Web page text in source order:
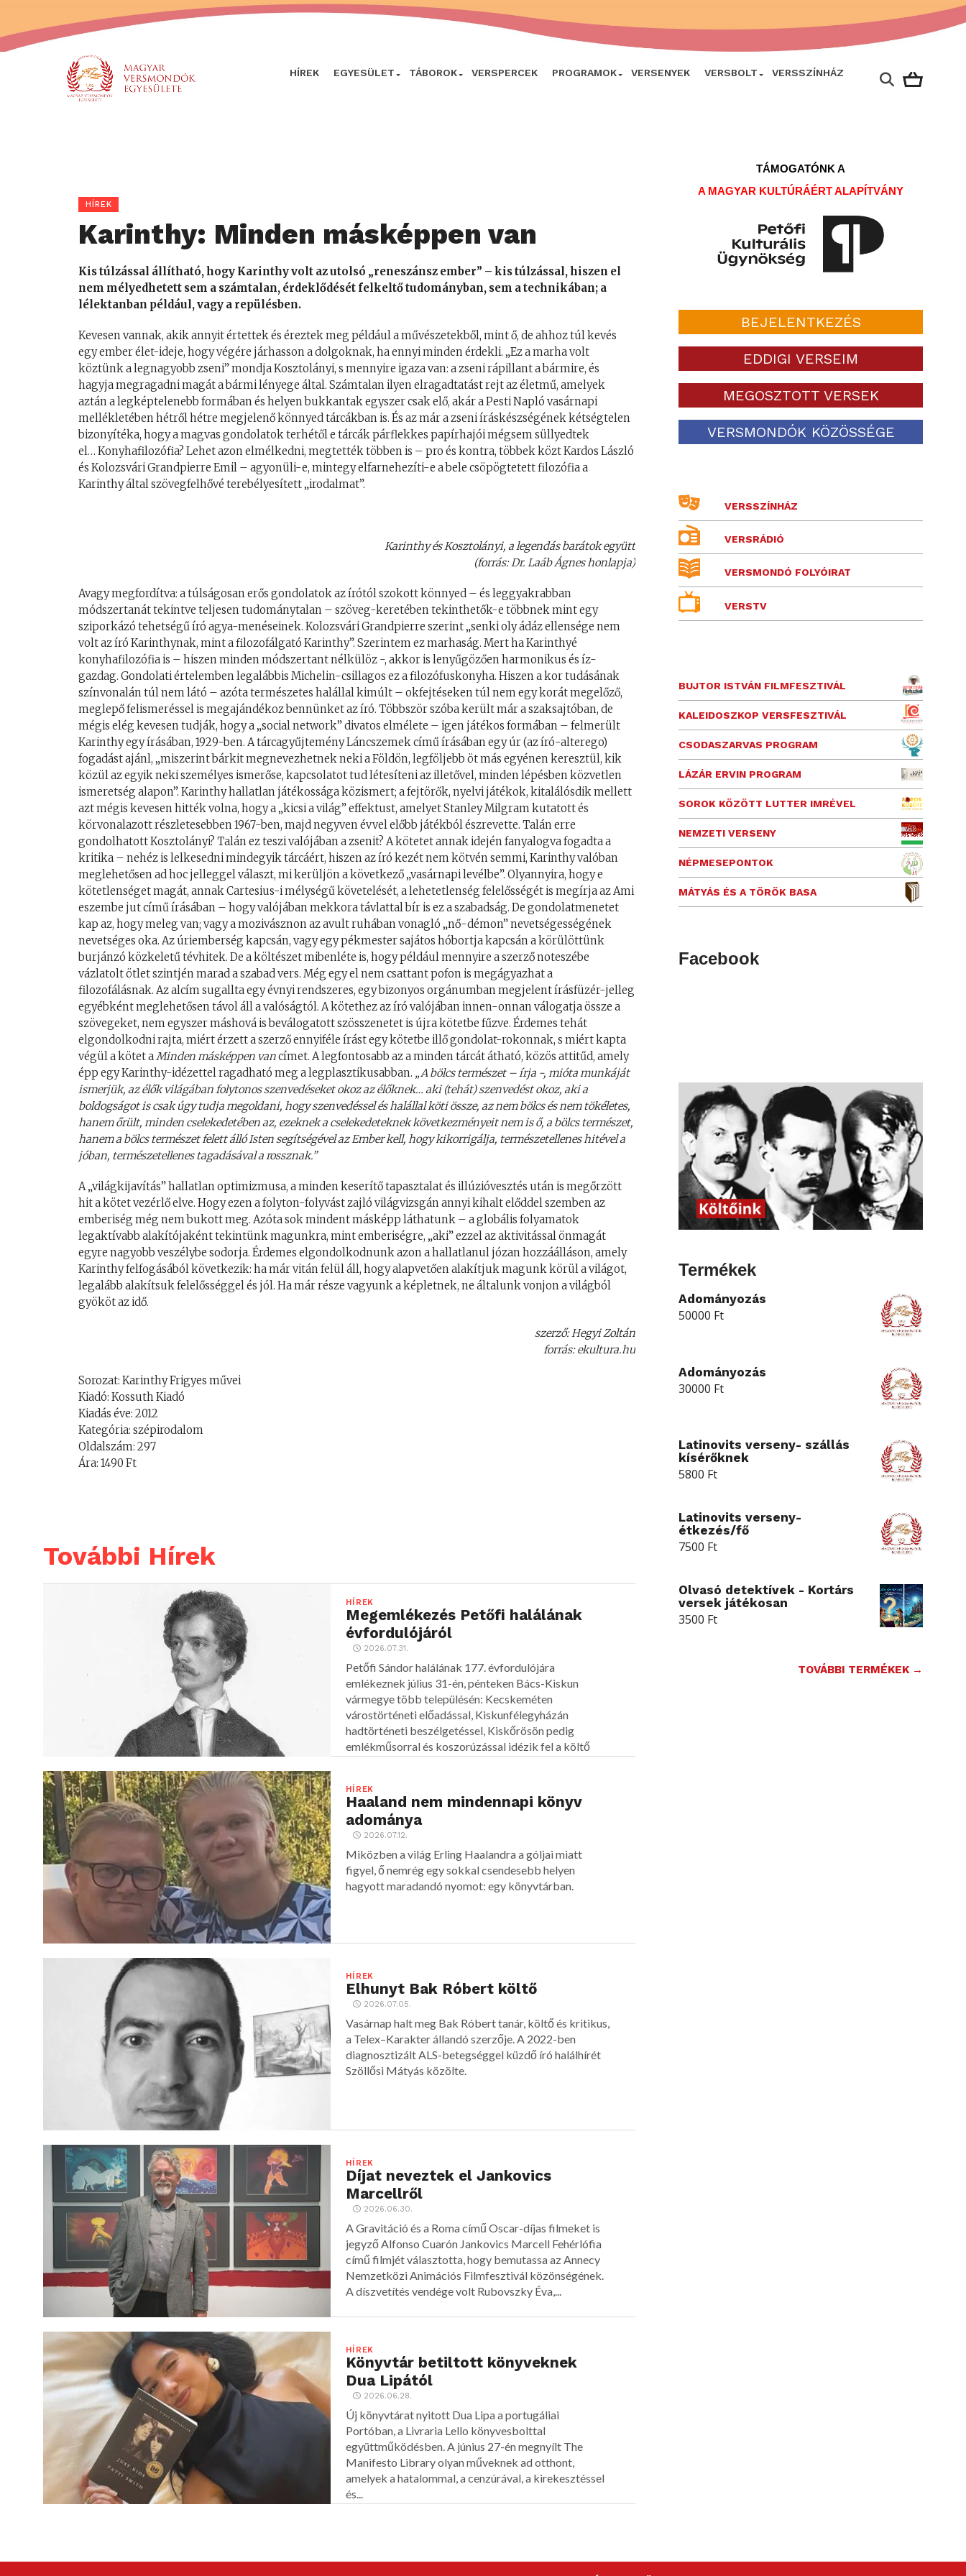
HÍREK EGYESÜLET TÁBOROK VERSPERCEK PROGRAMOK VERSENYEK VERSBOLT VERSSZÍNHÁZ
HÍREK
Karinthy: Minden másképpen van
Kis túlzással állítható, hogy Karinthy volt az utolsó „reneszánsz ember” – kis túlzással, hiszen el
nem mélyedhetett sem a számtalan, érdeklődését felkeltő tudományban, sem a technikában; a
lélektanban például, vagy a repülésben.
Kevesen vannak, akik annyit értettek és éreztek meg például a művészetekből, mint ő, de ahhoz túl kevés
egy ember élet-ideje, hogy végére járhasson a dolgoknak, ha ennyi minden érdekli. „Ez a marha volt
köztünk a legnagyobb zseni” mondja Kosztolányi, s mennyire igaza van: a zseni rápillant a bármire, és
hagyja megragadni magát a bármi lényege által. Számtalan ilyen elragadtatást rejt az életmű, amelyek
aztán a legképtelenebb formában és helyen bukkantak egyszer csak elő, akár a Pesti Napló vasárnapi
mellékletében hétről hétre megjelenő könnyed tárcákban is. És az már a zseni íráskészségének kétségtelen
bizonyítéka, hogy a magvas gondolatok terhétől e tárcák párflekkes papírhajói mégsem süllyedtek
el… Konyhafilozófia? Lehet azon elmélkedni, megtették többen is – pro és kontra, többek közt Kardos László
és Kolozsvári Grandpierre Emil – agyonüli-e, mintegy elfarnehezíti-e a bele csöpögtetett filozófia a
Karinthy által szövegfelhővé terebélyesített „irodalmat”.
Karinthy és Kosztolányi, a legendás barátok együtt
(forrás: Dr. Laáb Ágnes honlapja)
Avagy megfordítva: a túlságosan erős gondolatok az írótól szokott könnyed – és leggyakrabban
módszertanát tekintve teljesen tudománytalan – szöveg-keretében tekinthetők-e többnek mint egy
sziporkázó tehetségű író agya-menéseinek. Kolozsvári Grandpierre szerint „senki oly ádáz ellensége nem
volt az író Karinthynak, mint a filozofálgató Karinthy”. Szerintem ez marhaság. Mert ha Karinthyé
konyhafilozófia is – hiszen minden módszertant nélkülöz -, akkor is lenyűgözően harmonikus és íz-
gazdag. Gondolati értelemben legalábbis Michelin-csillagos ez a filozófuskonyha. Hiszen a kor tudásának
színvonalán túl nem látó – azóta természetes halállal kimúlt – okfejtéseken túl nem egy korát megelőző,
meglepő felismeréssel is megajándékoz bennünket az író. Többször szóba került már a szaksajtóban, de
mégis elég kevesen tudják, hogy a „social network” divatos elmélete – igen játékos formában – felmerült
Karinthy egy írásában, 1929-ben. A tárcagyűjtemény Láncszemek című írásában egy úr (az író-alterego)
fogadást ajánl, „miszerint bárkit megnevezhetnek neki a Földön, legföljebb öt más egyénen keresztül, kik
közül az egyik neki személyes ismerőse, kapcsolatot tud létesíteni az illetővel, minden lépésben közvetlen
ismeretség alapon”. Karinthy hallatlan játékossága közismert; a fejtörők, nyelvi játékok, kitalálósdik mellett
azt mégis kevesen hitték volna, hogy a „kicsi a világ” effektust, amelyet Stanley Milgram kutatott és
körvonalazott részletesebben 1967-ben, majd negyven évvel előbb játékból észrevette. Talán erre
gondolhatott Kosztolányi? Talán ez teszi valójában a zsenit? A kötetet annak idején fanyalogva fogadta a
kritika – nehéz is lelkesedni mindegyik tárcáért, hiszen az író kezét nem kötvén semmi, Karinthy valóban
meglehetősen ad hoc jelleggel választ, mi kerüljön a következő „vasárnapi levélbe”. Olyannyira, hogy e
kötetlenséget magát, annak Cartesius-i mélységű követelését, a lehetetlenség felelősségét is megírja az Ami
eszembe jut című írásában – hogy valójában mekkora távlattal bír is ez a szabadság. De gondolatmenetet
kap az, hogy meleg van; vagy a mozivásznon az avult ruhában vonagló „nő-démon” nevetségességének
nevetséges oka. Az úriemberség kapcsán, vagy egy pékmester sajátos hóbortja kapcsán a körülöttünk
burjánzó közkeletű tévhitek. De a költészet mibenléte is, hogy például mennyire a szerző noteszébe
vázlatolt ötlet szintjén marad a szabad vers. Még egy el nem csattant pofon is megágyazhat a
filozofálásnak. Az alcím sugallta egy évnyi rendszeres, egy bizonyos orgánumban megjelent írásfüzér-jelleg
egyébként meglehetősen távol áll a valóságtól. A kötethez az író valójában innen-onnan válogatja össze a
szövegeket, nem egyszer máshová is beválogatott szösszenetet is újra kötetbe fűzve. Érdemes tehát
elgondolkodni rajta, miért érzett a szerző ennyiféle írást egy kötetbe illő gondolat-rokonnak, s miért kapta
végül a kötet aMinden másképpen vancímet. A legfontosabb az a minden tárcát átható, közös attitűd, amely
épp egy Karinthy-idézettel ragadható meg a legplasztikusabban. „A bölcs természet – írja -, mióta munkáját
ismerjük, az élők világában folytonos szenvedéseket okoz az élőknek… aki (tehát) szenvedést okoz, aki a
boldogságot is csak úgy tudja megoldani, hogy szenvedéssel és halállal köti össze, az nem bölcs és nem tökéletes,
hanem őrült, minden cselekedetében az, ezeknek a cselekedeteknek következményeit nem is ő, a bölcs természet,
hanem a bölcs természet felett álló Isten segítségével az Ember kell, hogy kikorrigálja, természetellenes hitével a
jóban, természetellenes tagadásával a rossznak.”
A „világkijavítás” hallatlan optimizmusa, a minden keserítő tapasztalat és illúzióvesztés után is megőrzött
hit a kötet vezérlő elve. Hogy ezen a folyton-folyvást zajló világvizsgán annyi kihalt előddel szemben az
emberiség még nem bukott meg. Azóta sok mindent másképp láthatunk – a globális folyamatok
legaktívabb alakítójaként tekintünk magunkra, mint emberiségre, „aki” ezzel az aktivitással önmagát
egyre nagyobb veszélybe sodorja. Érdemes elgondolkodnunk azon a hallatlanul józan hozzáálláson, amely
Karinthy felfogásából következik: ha már vitán felül áll, hogy alapvetően alakítjuk magunk körül a világot,
legalább alakítsuk felelősséggel és jól. Ha már része vagyunk a képletnek, ne általunk vonjon a világból
gyököt az idő.
szerző: Hegyi Zoltán
forrás: ekultura.hu
Sorozat: Karinthy Frigyes művei
Kiadó: Kossuth Kiadó
Kiadás éve: 2012
Kategória: szépirodalom
Oldalszám: 297
Ára: 1490 Ft
További Hírek
HÍREK
Megemlékezés Petőfi halálának
évfordulójáról
2026.07.31.
Petőfi Sándor halálának 177. évfordulójára
emlékeznek július 31-én, pénteken Bács-Kiskun
vármegye több településén: Kecskeméten
várostörténeti előadással, Kiskunfélegyházán
hadtörténeti beszélgetéssel, Kiskőrösön pedig
emlékműsorral és koszorúzással idézik fel a költő
HÍREK
Haaland nem mindennapi könyv
adománya
2026.07.12.
Miközben a világ Erling Haalandra a góljai miatt
figyel, ő nemrég egy sokkal csendesebb helyen
hagyott maradandó nyomot: egy könyvtárban.
HÍREK
Elhunyt Bak Róbert költő
2026.07.05.
Vasárnap halt meg Bak Róbert tanár, költő és kritikus,
a Telex–Karakter állandó szerzője. A 2022-ben
diagnosztizált ALS-betegséggel küzdő író halálhírét
Szöllősi Mátyás közölte.
HÍREK
Díjat neveztek el Jankovics
Marcellről
2026.06.30.
A Gravitáció és a Roma című Oscar-díjas filmeket is
jegyző Alfonso Cuarón Jankovics Marcell Fehérlófia
című filmjét választotta, hogy bemutassa az Annecy
Nemzetközi Animációs Filmfesztivál közönségének.
A díszvetítés vendége volt Rubovszky Éva,...
HÍREK
Könyvtár betiltott könyveknek
Dua Lipától
2026.06.28.
Új könyvtárat nyitott Dua Lipa a portugáliai
Portóban, a Livraria Lello könyvesbolttal
együttműködésben. A június 27-én megnyílt The
Manifesto Library olyan műveknek ad otthont,
amelyek a hatalommal, a cenzúrával, a kirekesztéssel
és...
TÁMOGATÓNK A
A MAGYAR KULTÚRÁÉRT ALAPÍTVÁNY
BEJELENTKEZÉS
EDDIGI VERSEIM
MEGOSZTOTT VERSEK
VERSMONDÓK KÖZÖSSÉGE
VERSSZÍNHÁZ
VERSRÁDIÓ
VERSMONDÓ FOLYÓIRAT
VERSTV
BUJTOR ISTVÁN FILMFESZTIVÁL
KALEIDOSZKOP VERSFESZTIVÁL
CSODASZARVAS PROGRAM
LÁZÁR ERVIN PROGRAM
SOROK KÖZÖTT LUTTER IMRÉVEL
NEMZETI VERSENY
NÉPMESEPONTOK
MÁTYÁS ÉS A TÖRÖK BASA
Facebook
Termékek
Adományozás
50000 Ft
Adományozás
30000 Ft
Latinovits verseny- szállás
kísérőknek
5800 Ft
Latinovits verseny-
étkezés/fő
7500 Ft
Olvasó detektívek - Kortárs
versek játékosan
3500 Ft
TOVÁBBI TERMÉKEK →